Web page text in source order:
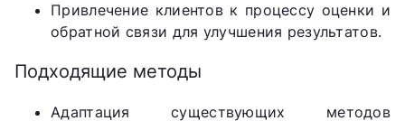
Привлечение клиентов к процессу оценки и
обратной связи для улучшения результатов.
Подходящие методы
Адаптация существующих методов